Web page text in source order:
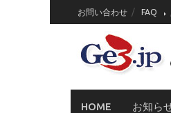
to
お問い合わせ FAQ
HOME お知ら